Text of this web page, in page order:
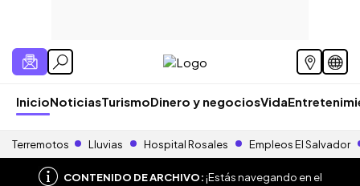
InicioNoticiasTurismoDinero y negociosVida
Terremotos Lluvias Hospital Rosales Empleos El Salvador
CONTENIDO DE ARCHIVO:¡Estás navegando en el